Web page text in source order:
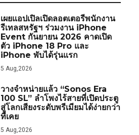
เผยแอปเปิลเปิดลอตเตอรีพนักงาน
รีเทลสหรัฐฯ ร่วมงาน iPhone
Event กันยายน 2026 คาดเปิด
ตัว iPhone 18 Pro และ
iPhone พับได้รุ่นแรก
5 Aug,2026
วางจำหน่ายแล้ว “Sonos Era
100 SL” ลำโพงไร้สายที่เปิดประตู
สู่โลกเสียงระดับพรีเมียมได้ง่ายกว่า
ที่เคย
5 Aug,2026